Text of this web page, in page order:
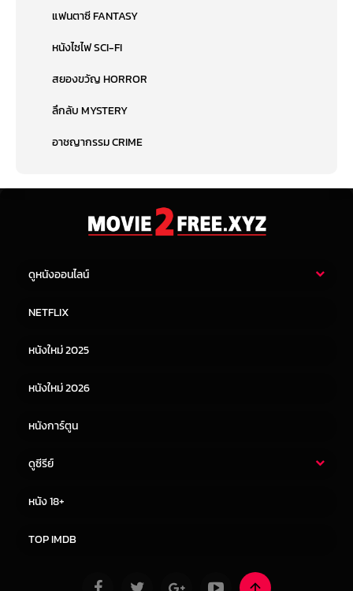
แฟนตาซี FANTASY
หนังไซไฟ SCI-FI
สยองขวัญ HORROR
ลึกลับ MYSTERY
อาชญากรรม CRIME
ดูหนังออนไลน์
หนังจีน
NETFLIX
หนังใหม่ 2025
หนังใหม่ 2026
หนังการ์ตูน
ดูซีรีย์
หนัง 18+
TOP IMDB